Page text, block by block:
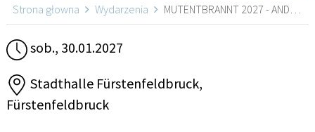
Strona głowna Wydarzenia MUTENTBRANNT 2027 - ANDI WEISS, Fürstenfeldbruck
sob., 30.01.2027
Stadthalle Fürstenfeldbruck,
Fürstenfeldbruck